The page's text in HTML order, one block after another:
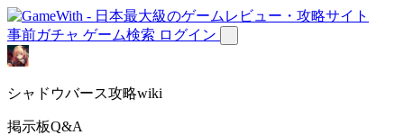
事前ガチャ ゲーム検索 ログイン
シャドウバース攻略wiki
掲示板Q&A